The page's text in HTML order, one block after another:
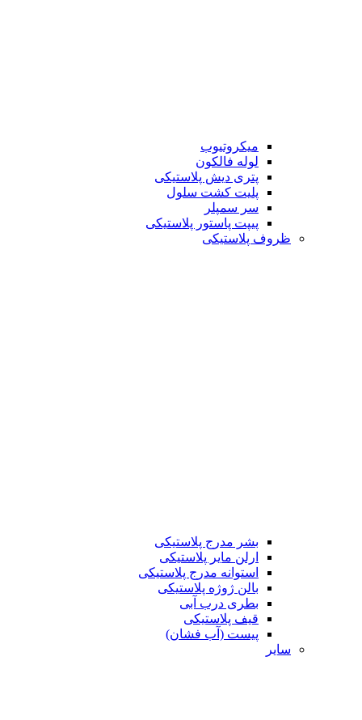
میکروتیوب
لوله فالکون
پتری دیش پلاستیکی
پلیت کشت سلول
سر سمپلر
پیپت پاستور پلاستیکی
ظروف پلاستیکی
بشر مدرج پلاستیکی
ارلن مایر پلاستیکی
استوانه مدرج پلاستیکی
بالن ژوژه پلاستیکی
بطری درب آبی
قیف پلاستیکی
پیست (آب فشان)
سایر